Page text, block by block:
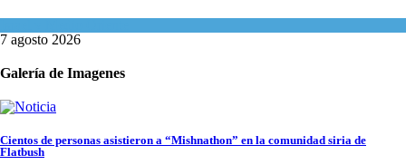
7 agosto 2026
Galería de Imagenes
Cientos de personas asistieron a “Mishnathon” en la comunidad siria de
Flatbush